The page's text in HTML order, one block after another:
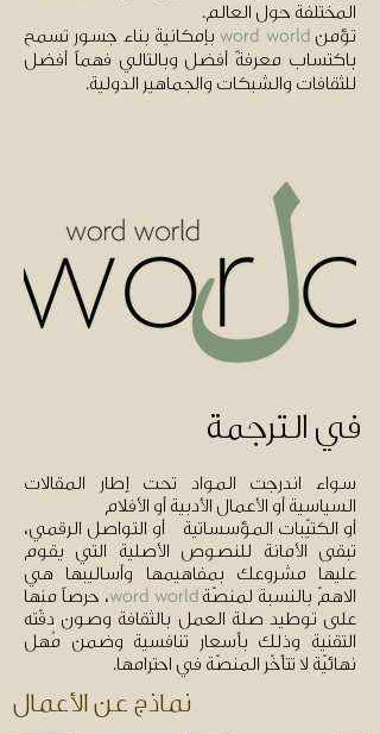
في الترجمة
المختلفة حول العالم.
تؤمن word world بإمكانية بناء جسور تسمح
باكتساب معرفةً أفضل وبالتالي فهماً أفضل
للثقافات والشبكات والجماهير الدولية.
سواء اندرجت المواد تحت إطار المقالات
السياسية أو الأعمال الأدبية أو الأفلام
أو الكتيّبات المؤسساتية أو التواصل الرقمي،
تبقى الأمانة للنصوص الأصلية التي يقوم
عليها مشروعك بمفاهيمها وأساليبها هي
الاهمّ بالنسبة لمنصّة word world، حرصاً منها
على توطيد صلة العمل بالثقافة وصون دقّته
التقنية وذلك بأسعار تنافسية وضمن مُهل
نهائيّة لا تتأخّر المنصّة في احترامها.
نماذج عن الأعمال